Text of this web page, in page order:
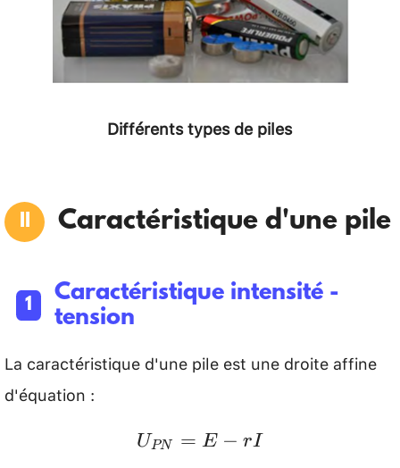
Différents types de piles
Caractéristique d'une pile
Caractéristique intensité -
tension
La caractéristique d'une pile est une droite affine
d'équation :
U_{P
UPN = E − rI